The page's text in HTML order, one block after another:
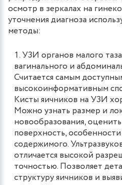
осмотр в зеркалах на
уточнения диагноза
методы:
УЗИ органов малого
вагинального и
Считается самым
высокоинформативным
Кисты яичников на УЗИ
Можно узнать размер и
новообразования,
поверхность,
содержимого.
отличается высокой
точностью. Позволяет
структуру яичников и